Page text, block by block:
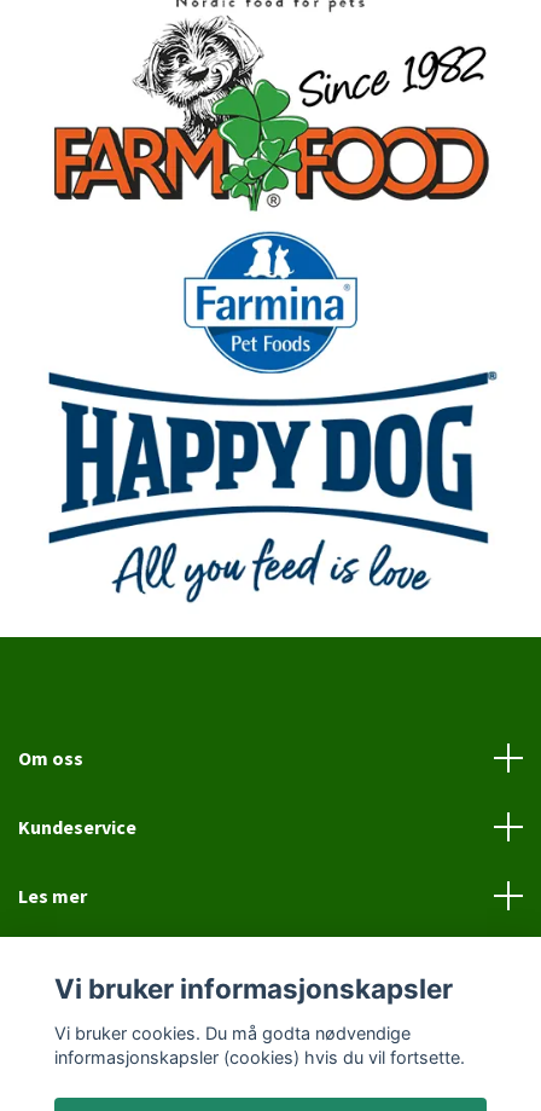
Om oss
Kundeservice
Les mer
Vi bruker informasjonskapsler
Vi bruker cookies. Du må godta nødvendige
informasjonskapsler (cookies) hvis du vil fortsette.